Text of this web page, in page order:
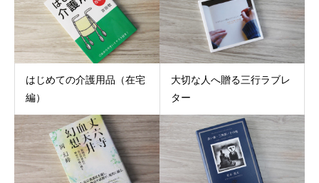
はじめての介護用品（在宅
編）
大切な人へ贈る三行ラブレ
ター